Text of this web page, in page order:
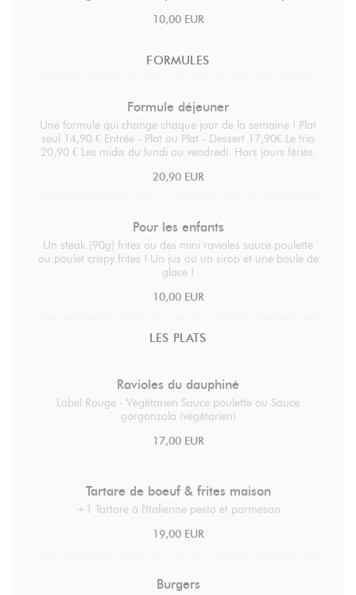
10,00 EUR
FORMULES
Formule déjeuner
Une formule qui change chaque jour de la semaine ! Plat
seul 14,90 € Entrée - Plat ou Plat - Dessert 17,90€ Le trio
20,90 € Les midis du lundi au vendredi. Hors jours fériés.
20,90 EUR
Pour les enfants
Un steak (90g) frites ou des mini ravioles sauce poulette
ou poulet crispy frites ! Un jus ou un sirop et une boule de
glace !
10,00 EUR
LES PLATS
Ravioles du dauphiné
Label Rouge - Végétarien Sauce poulette ou Sauce
gorgonzola (végétarien)
17,00 EUR
Tartare de boeuf & frites maison
+1 Tartare à l'Italienne pesto et parmesan
19,00 EUR
Burgers